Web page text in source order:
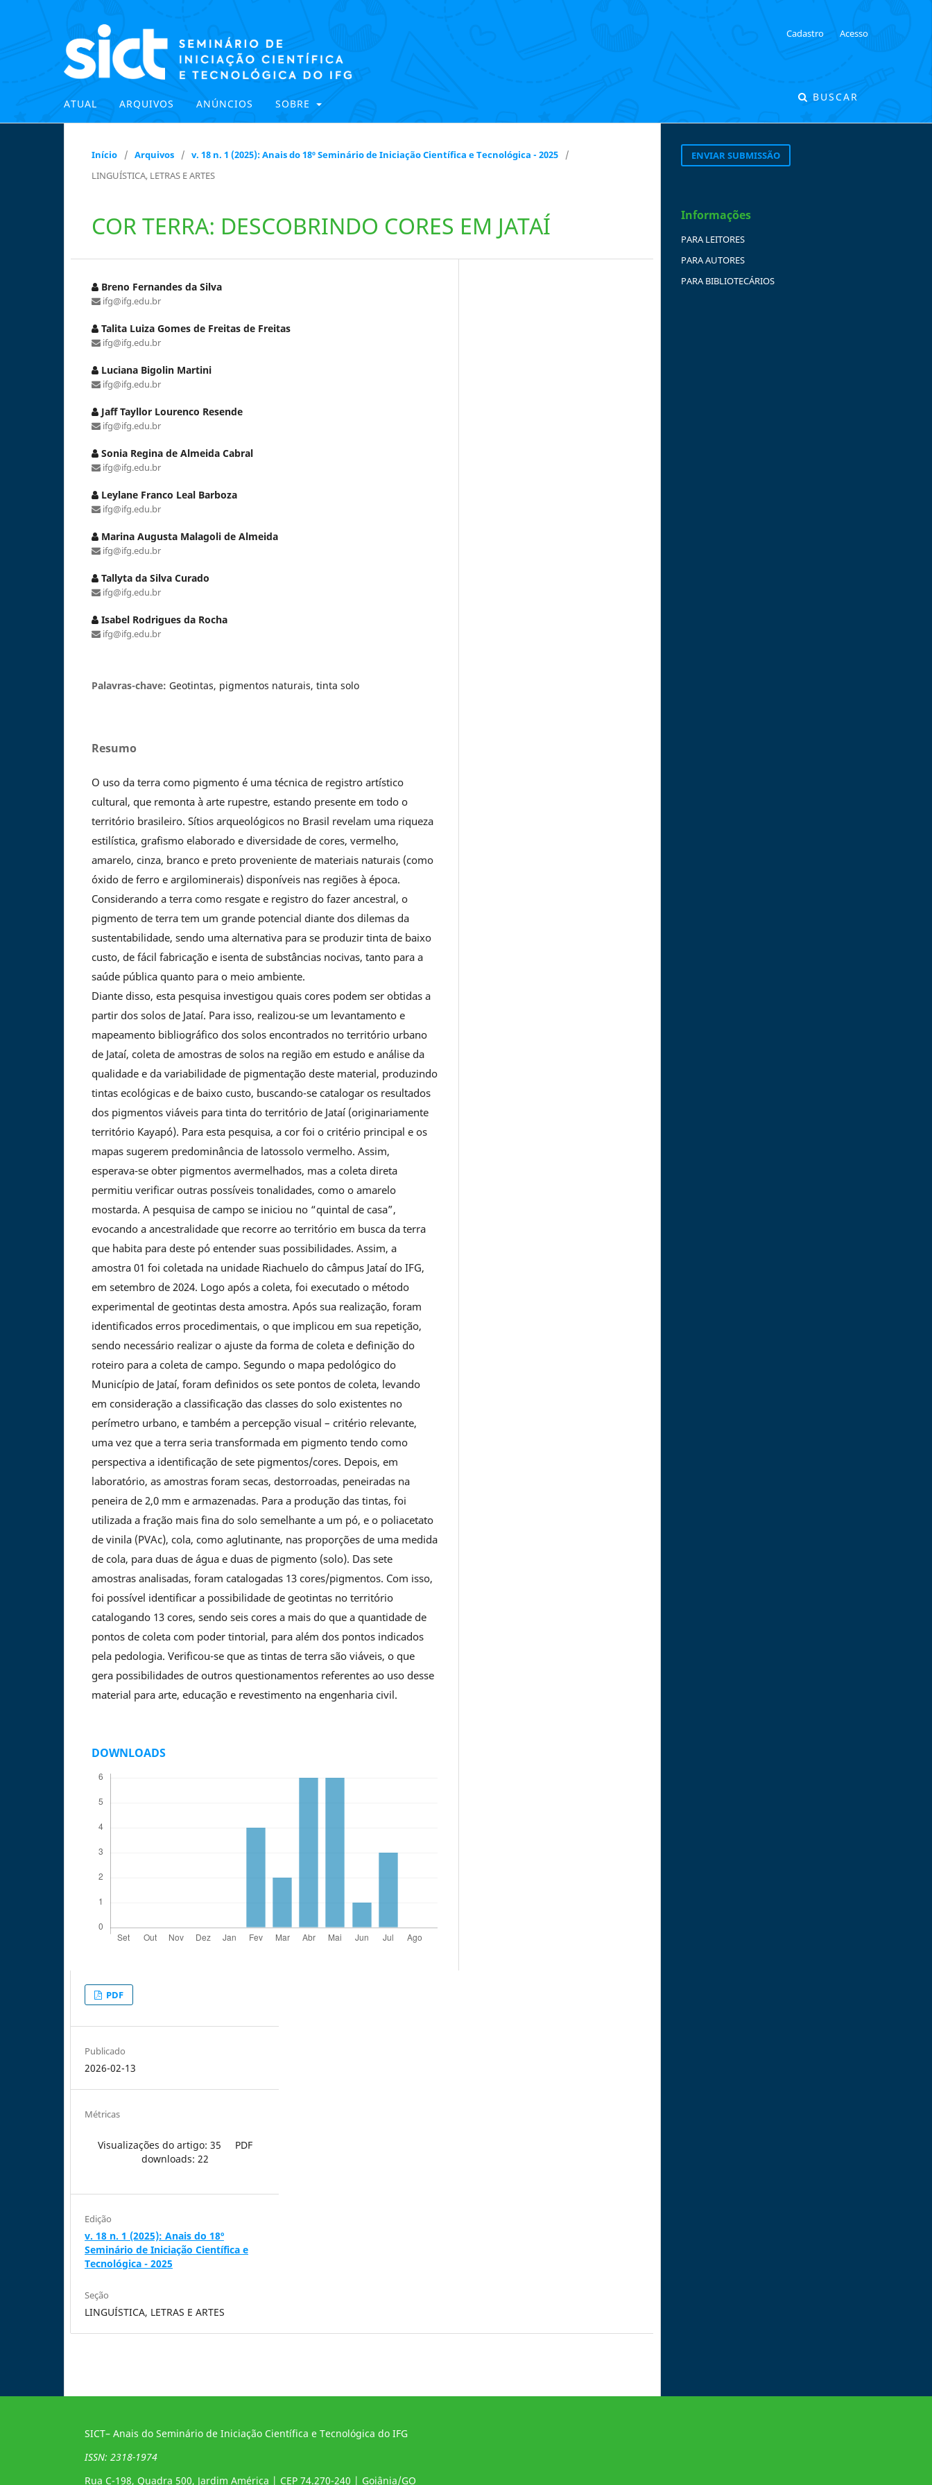
ATUAL ARQUIVOS ANÚNCIOS SOBRE
BUSCAR
Cadastro Acesso
Início / Arquivos / v. 18 n. 1 (2025): Anais do 18º Seminário de Iniciação Científica e Tecnológica - 2025
/
LINGUÍSTICA, LETRAS E ARTES
COR TERRA: DESCOBRINDO CORES EM JATAÍ
Breno Fernandes da Silva
ifg@ifg.edu.br
Talita Luiza Gomes de Freitas de Freitas
ifg@ifg.edu.br
Luciana Bigolin Martini
ifg@ifg.edu.br
Jaff Tayllor Lourenco Resende
ifg@ifg.edu.br
Sonia Regina de Almeida Cabral
ifg@ifg.edu.br
Leylane Franco Leal Barboza
ifg@ifg.edu.br
Marina Augusta Malagoli de Almeida
ifg@ifg.edu.br
Tallyta da Silva Curado
ifg@ifg.edu.br
Isabel Rodrigues da Rocha
ifg@ifg.edu.br
Palavras-chave: Geotintas, pigmentos naturais, tinta solo
Resumo
O uso da terra como pigmento é uma técnica de registro artístico
cultural, que remonta à arte rupestre, estando presente em todo o
território brasileiro. Sítios arqueológicos no Brasil revelam uma riqueza
estilística, grafismo elaborado e diversidade de cores, vermelho,
amarelo, cinza, branco e preto proveniente de materiais naturais (como
óxido de ferro e argilominerais) disponíveis nas regiões à época.
Considerando a terra como resgate e registro do fazer ancestral, o
pigmento de terra tem um grande potencial diante dos dilemas da
sustentabilidade, sendo uma alternativa para se produzir tinta de baixo
custo, de fácil fabricação e isenta de substâncias nocivas, tanto para a
saúde pública quanto para o meio ambiente.
Diante disso, esta pesquisa investigou quais cores podem ser obtidas a
partir dos solos de Jataí. Para isso, realizou-se um levantamento e
mapeamento bibliográfico dos solos encontrados no território urbano
de Jataí, coleta de amostras de solos na região em estudo e análise da
qualidade e da variabilidade de pigmentação deste material, produzindo
tintas ecológicas e de baixo custo, buscando-se catalogar os resultados
dos pigmentos viáveis para tinta do território de Jataí (originariamente
território Kayapó). Para esta pesquisa, a cor foi o critério principal e os
mapas sugerem predominância de latossolo vermelho. Assim,
esperava-se obter pigmentos avermelhados, mas a coleta direta
permitiu verificar outras possíveis tonalidades, como o amarelo
mostarda. A pesquisa de campo se iniciou no “quintal de casa”,
evocando a ancestralidade que recorre ao território em busca da terra
que habita para deste pó entender suas possibilidades. Assim, a
amostra 01 foi coletada na unidade Riachuelo do câmpus Jataí do IFG,
em setembro de 2024. Logo após a coleta, foi executado o método
experimental de geotintas desta amostra. Após sua realização, foram
identificados erros procedimentais, o que implicou em sua repetição,
sendo necessário realizar o ajuste da forma de coleta e definição do
roteiro para a coleta de campo. Segundo o mapa pedológico do
Município de Jataí, foram definidos os sete pontos de coleta, levando
em consideração a classificação das classes do solo existentes no
perímetro urbano, e também a percepção visual – critério relevante,
uma vez que a terra seria transformada em pigmento tendo como
perspectiva a identificação de sete pigmentos/cores. Depois, em
laboratório, as amostras foram secas, destorroadas, peneiradas na
peneira de 2,0 mm e armazenadas. Para a produção das tintas, foi
utilizada a fração mais fina do solo semelhante a um pó, e o poliacetato
de vinila (PVAc), cola, como aglutinante, nas proporções de uma medida
de cola, para duas de água e duas de pigmento (solo). Das sete
amostras analisadas, foram catalogadas 13 cores/pigmentos. Com isso,
foi possível identificar a possibilidade de geotintas no território
catalogando 13 cores, sendo seis cores a mais do que a quantidade de
pontos de coleta com poder tintorial, para além dos pontos indicados
pela pedologia. Verificou-se que as tintas de terra são viáveis, o que
gera possibilidades de outros questionamentos referentes ao uso desse
material para arte, educação e revestimento na engenharia civil.
DOWNLOADS
PDF
Publicado
2026-02-13
Métricas
Visualizações do artigo: 35
PDF
downloads: 22
Edição
v. 18 n. 1 (2025): Anais do 18º
Seminário de Iniciação Científica e
Tecnológica - 2025
Seção
LINGUÍSTICA, LETRAS E ARTES
ENVIAR SUBMISSÃO
Informações
PARA LEITORES
PARA AUTORES
PARA BIBLIOTECÁRIOS
SICT– Anais do Seminário de Iniciação Científica e Tecnológica do IFG
ISSN: 2318-1974
Rua C-198, Quadra 500, Jardim América | CEP 74.270-240 | Goiânia/GO